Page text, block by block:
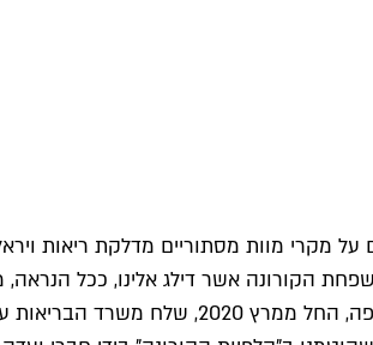
2019 עם דיווחים על מקרי מוות מסתוריים
הקורונה אשר דילג אלינו, ככל הנראה,
בניסיון לבלום את התפשטות